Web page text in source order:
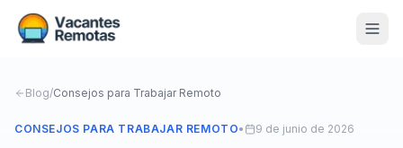
Vacantes
Blog
Blog/Consejos para Trabajar Remoto
CONSEJOS PARA TRABAJAR REMOTO• 9 de junio de 2026